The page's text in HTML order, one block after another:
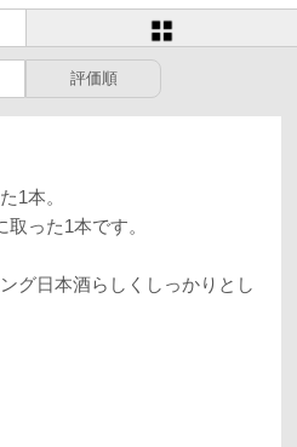
評価順
1本。
った1本です。
グ日本酒らしくしっかりとし